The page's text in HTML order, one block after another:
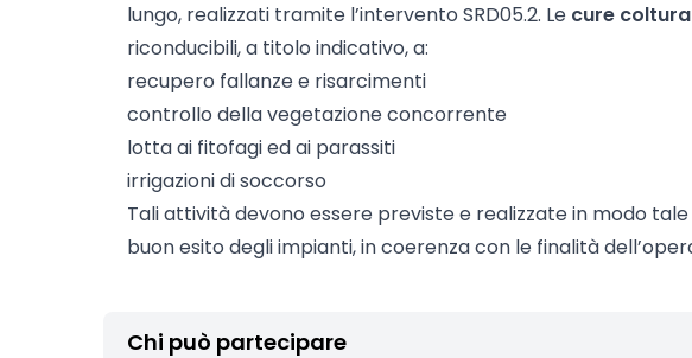
lungo, realizzati tramite l’intervento SRD05.2. Le cure
riconducibili, a titolo indicativo, a:
recupero fallanze e risarcimenti
controllo della vegetazione concorrente
lotta ai fitofagi ed ai parassiti
irrigazioni di soccorso
Tali attività devono essere previste e realizzate in modo
buon esito degli impianti, in coerenza con le finalità
Chi può partecipare